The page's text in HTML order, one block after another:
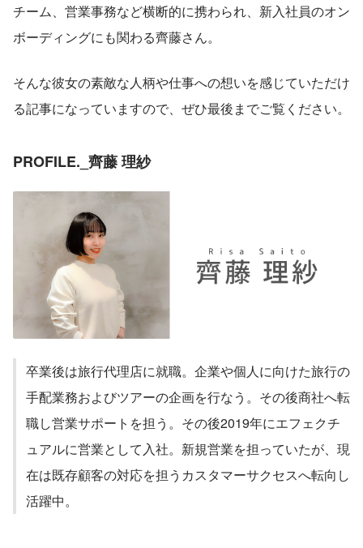
チーム、営業事務など横断的に携わられ、新入社員のオン
ボーディングにも関わる齊藤さん。
そんな彼女の素敵な人柄や仕事への想いを感じていただけ
る記事になっていますので、ぜひ最後までご覧ください。
PROFILE._齊藤 理紗
卒業後は旅行代理店に就職。企業や個人に向けた旅行の
手配業務およびツアーの企画を行なう。その後商社へ転
職し営業サポートを担う。その後2019年にエフェクチ
ュアルに営業として入社。新規営業を担っていたが、現
在は既存顧客の対応を担うカスタマーサクセスへ転向し
活躍中。